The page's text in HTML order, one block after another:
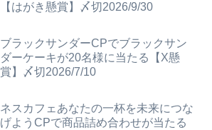
【はがき懸賞】〆切2026/9/30
ブラックサンダーCPでブラックサン
ダーケーキが20名様に当たる【X懸
賞】〆切2026/7/10
ネスカフェあなたの一杯を未来につな
げようCPで商品詰め合わせが当たる